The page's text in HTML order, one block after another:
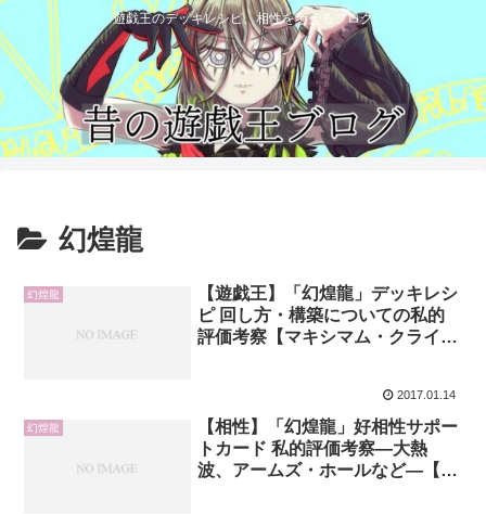
遊戯王のデッキレシピ、相性を考えるブログ
幻煌龍
幻煌龍
【遊戯王】「幻煌龍」デッキレシ
ピ 回し方・構築についての私的
評価考察【マキシマム・クライシ
2017.01.14
幻煌龍
【相性】「幻煌龍」好相性サポー
トカード 私的評価考察―大熱
波、アームズ・ホールなど―【マ